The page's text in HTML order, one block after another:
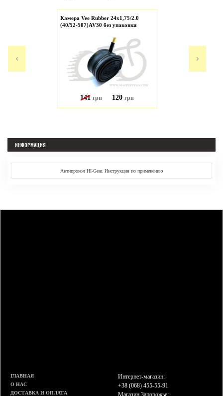
Камера Vee Rubber 24x1,75/2.0
(40/52-507)AV30 без упаковки
141 грн 120 грн
ИНФОРМАЦИЯ
Антипрокол HI-Gear. Инструкция по применению
ГЛАВНАЯ
О НАС
ДОСТАВКА И ОПЛАТА
Интернет-магазин:
+38 (068) 455-55-91
Магазин Запорожье: